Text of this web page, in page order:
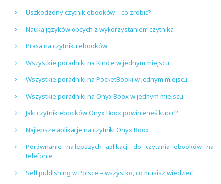
Uszkodzony czytnik ebooków – co zrobić?
Nauka języków obcych z wykorzystaniem czytnika
Prasa na czytniku ebooków
Wszystkie poradniki na Kindle w jednym miejscu
Wszystkie poradniki na PocketBooki w jednym miejscu
Wszystkie poradniki na Onyx Boox w jednym miejscu
Jaki czytnik ebooków Onyx Boox powinieneś kupić?
Najlepsze aplikacje na czytniki Onyx Boox
Porównanie najlepszych aplikacji do czytania ebooków na
telefonie
Self publishing w Polsce – wszystko, co musisz wiedzieć